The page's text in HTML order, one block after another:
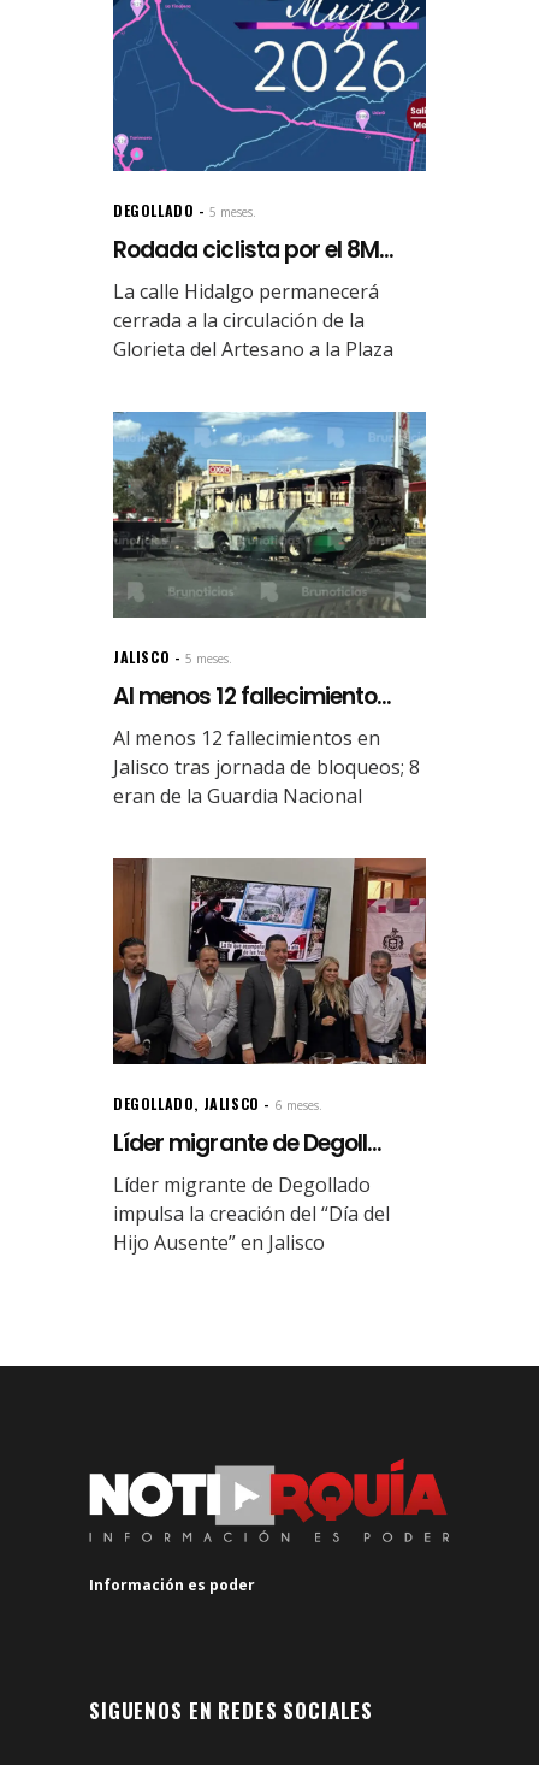
DEGOLLADO 5 meses.
Rodada ciclista por el 8M...
La calle Hidalgo permanecerá
cerrada a la circulación de la
Glorieta del Artesano a la Plaza
JALISCO 5 meses.
Al menos 12 fallecimiento...
Al menos 12 fallecimientos en
Jalisco tras jornada de bloqueos; 8
eran de la Guardia Nacional
DEGOLLADO, JALISCO 6 meses.
Líder migrante de Degoll...
Líder migrante de Degollado
impulsa la creación del “Día del
Hijo Ausente” en Jalisco
Información es poder
SIGUENOS EN REDES SOCIALES